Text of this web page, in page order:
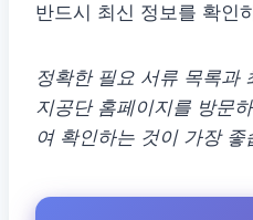
반드시 최신 정보를 확인
정확한 필요 서류 목록과
지공단 홈페이지를 방문
여 확인하는 것이 가장 좋